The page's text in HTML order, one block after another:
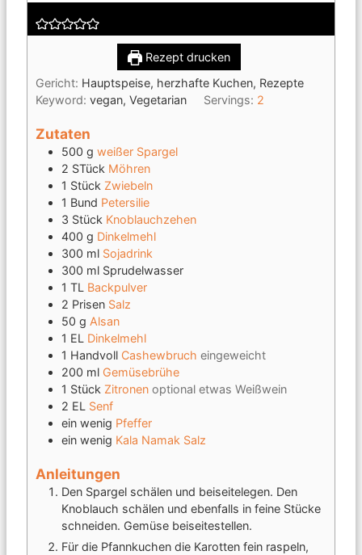
Rezept drucken
Gericht: Hauptspeise, herzhafte Kuchen, Rezepte
Keyword: vegan, Vegetarian Servings: 2
Zutaten
500 g weißer Spargel
2 STück Möhren
1 Stück Zwiebeln
1 Bund Petersilie
3 Stück Knoblauchzehen
400 g Dinkelmehl
300 ml Sojadrink
300 ml Sprudelwasser
1 TL Backpulver
2 Prisen Salz
50 g Alsan
1 EL Dinkelmehl
1 Handvoll Cashewbruch eingeweicht
200 ml Gemüsebrühe
1 Stück Zitronen optional etwas Weißwein
2 EL Senf
ein wenig Pfeffer
ein wenig Kala Namak Salz
Anleitungen
Den Spargel schälen und beiseitelegen. Den
Knoblauch schälen und ebenfalls in feine Stücke
schneiden. Gemüse beiseitestellen.
Für die Pfannkuchen die Karotten fein raspeln,